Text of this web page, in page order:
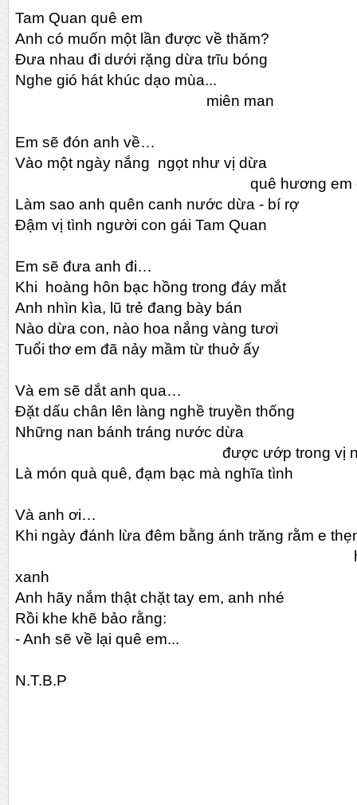
Tam Quan quê em
Anh có muốn một lần được về thăm?
Đưa nhau đi dưới rặng dừa trĩu bóng
Nghe gió hát khúc dạo mùa...
miên man
Em sẽ đón anh về…
Vào một ngày nắng ngọt như vị dừa
quê hương em
Làm sao anh quên canh nước dừa - bí rợ
Đậm vị tình người con gái Tam Quan
Em sẽ đưa anh đi…
Khi hoàng hôn bạc hồng trong đáy mắt
Anh nhìn kìa, lũ trẻ đang bày bán
Nào dừa con, nào hoa nắng vàng tươi
Tuổi thơ em đã nảy mầm từ thuở ấy
Và em sẽ dắt anh qua…
Đặt dấu chân lên làng nghề truyền thống
Những nan bánh tráng nước dừa
được ướp trong vị
Là món quà quê, đạm bạc mà nghĩa tình
Và anh ơi…
Khi ngày đánh lừa đêm bằng ánh trăng rằm e
huyền hoặc
xanh
Anh hãy nắm thật chặt tay em, anh nhé
Rồi khe khẽ bảo rằng:
- Anh sẽ về lại quê em...
N.T.B.P